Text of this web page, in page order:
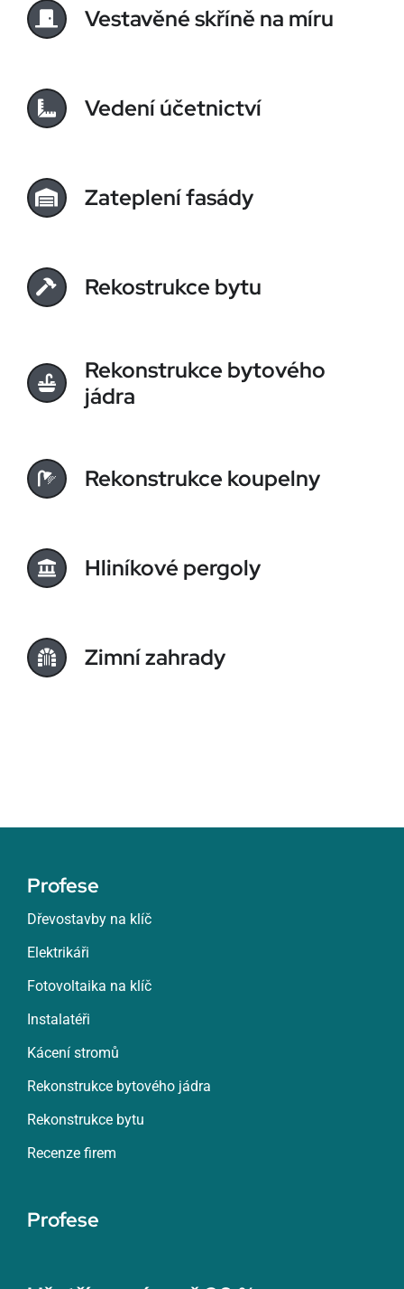
Vestavěné skříně na míru
Vedení účetnictví
Zateplení fasády
Rekostrukce bytu
Rekonstrukce bytového
jádra
Rekonstrukce koupelny
Hliníkové pergoly
Zimní zahrady
Profese
Dřevostavby na klíč
Elektrikáři
Fotovoltaika na klíč
Instalatéři
Kácení stromů
Rekonstrukce bytového jádra
Rekonstrukce bytu
Recenze firem
Profese